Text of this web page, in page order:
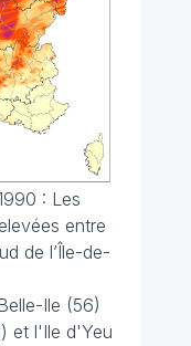
: Les
entre
de l’Île-de-
Ile (56)
et l'Ile d'Yeu